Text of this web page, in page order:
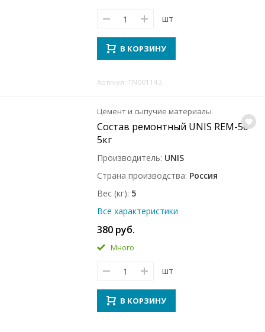
шт
В КОРЗИНУ
Артикул: TN001142
Цемент и сыпучие материалы
Состав ремонтный UNIS REM-50
5кг
Производитель UNIS
Страна производства Россия
Вес (кг) 5
Все характеристики
380 руб.
Много
шт
В КОРЗИНУ